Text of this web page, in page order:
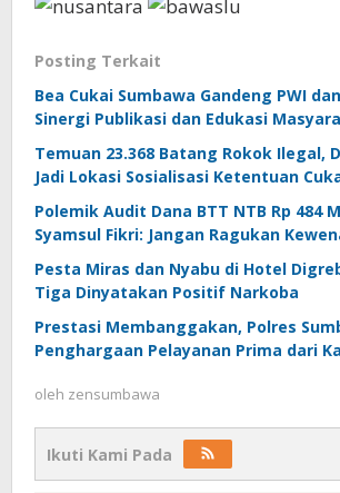
Posting Terkait
Bea Cukai Sumbawa Gandeng PWI
Sinergi Publikasi dan Edukasi
Temuan 23.368 Batang Rokok Ilegal,
Jadi Lokasi Sosialisasi Ketentuan
Polemik Audit Dana BTT NTB Rp 484
Syamsul Fikri: Jangan Ragukan
Pesta Miras dan Nyabu di Hotel
Tiga Dinyatakan Positif Narkoba
Prestasi Membanggakan, Polres
Penghargaan Pelayanan Prima dari
oleh zensumbawa
Ikuti Kami Pada